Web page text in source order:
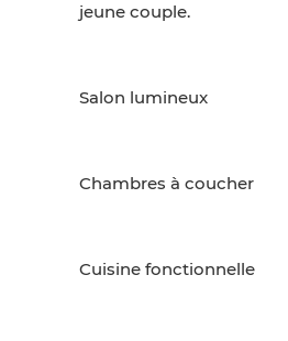
jeune couple.
Salon lumineux
Chambres à coucher
Cuisine fonctionnelle